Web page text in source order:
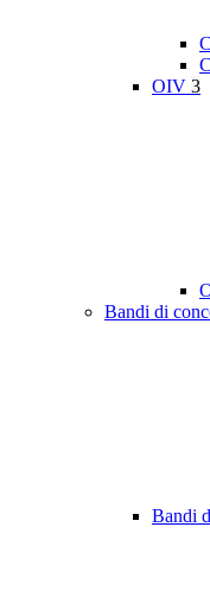
OIV 3
Bandi di
Bandi